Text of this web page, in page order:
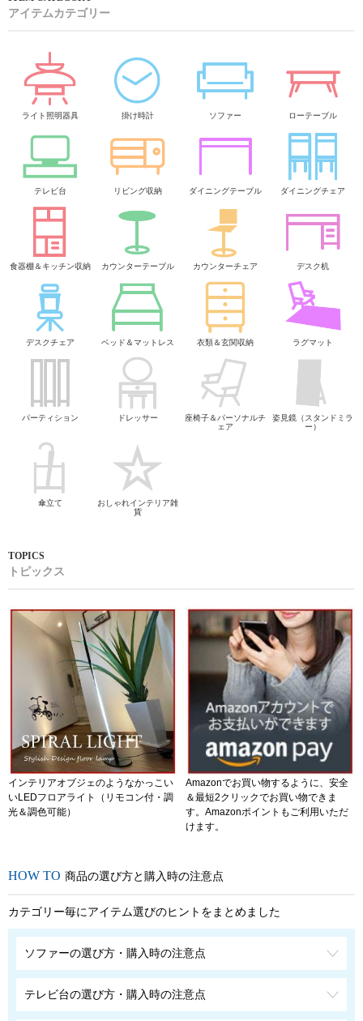
アイテムカテゴリー
ライト照明器具 掛け時計 ソファー ローテーブル
テレビ台 リビング収納 ダイニングテーブル ダイニングチェア
食器棚＆キッチン収納 カウンターテーブル カウンターチェア デスク机
デスクチェア ベッド＆マットレス 衣類＆玄関収納 ラグマット
パーティション ドレッサー
座椅子＆パーソナルチ
ェア
姿見鏡（スタンドミラ
ー）
傘立て
おしゃれインテリア雑
貨
トピックス
インテリアオブジェのようなかっこい
いLEDフロアライト（リモコン付・調
光＆調色可能）
Amazonでお買い物するように、安全
＆最短2クリックでお買い物できま
す。Amazonポイントもご利用いただ
けます。
商品の選び方と購入時の注意点
カテゴリー毎にアイテム選びのヒントをまとめました
ソファーの選び方・購入時の注意点
テレビ台の選び方・購入時の注意点